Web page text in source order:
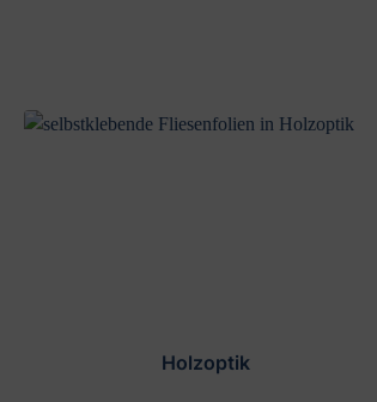
Holzoptik